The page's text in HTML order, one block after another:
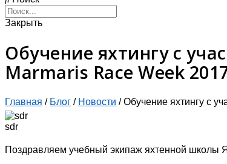
Закрыть
Обучение яхтингу с
Marmaris Race Week
Главная / Блог / Новости /Обучение яхтингу с
sdr
Поздравляем учебный экипаж яхтенной школы